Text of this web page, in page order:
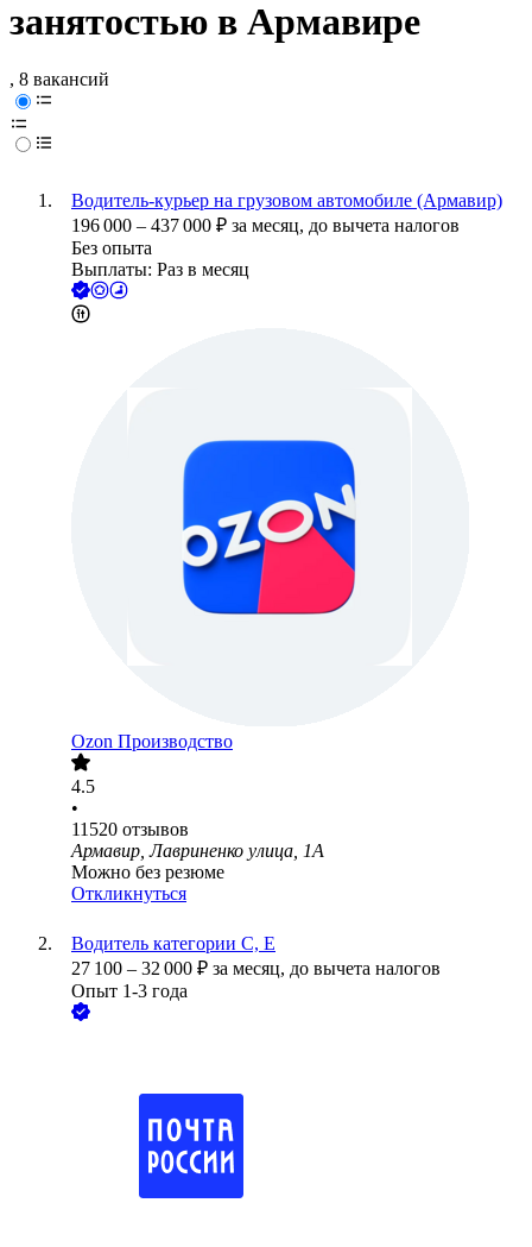
занятостью в Армавире
, 8 вакансий
Водитель-курьер на грузовом автомобиле (Армавир)
196 000 – 437 000 ₽ за месяц, до вычета налогов
Без опыта
Выплаты: Раз в месяц
Ozon Производство
4.5
•
11520 отзывов
Армавир, Лавриненко улица, 1А
Можно без резюме
Откликнуться
Водитель категории С, Е
27 100 – 32 000 ₽ за месяц, до вычета налогов
Опыт 1-3 года